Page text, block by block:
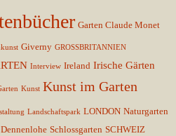
Garten Claude Monet
Giverny GROSSBRITANNIEN
Interview Ireland Irische Gärten
Kunst Kunst im Garten
Landschaftspark LONDON Naturgarten
Schlossgarten SCHWEIZ